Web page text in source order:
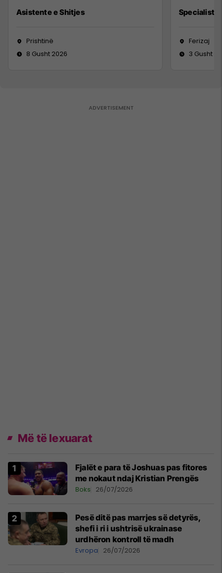
Asistente e Shitjes
Prishtinë
8 Gusht 2026
Specialist
Ferizaj
3 Gusht
Më të lexuarat
Fjalët e para të Joshuas pas fitores
me nokaut ndaj Kristian Prengës
Boks 26/07/2026
Pesë ditë pas marrjes së detyrës,
shefi i ri i ushtrisë ukrainase
urdhëron kontroll të madh
Evropa 26/07/2026